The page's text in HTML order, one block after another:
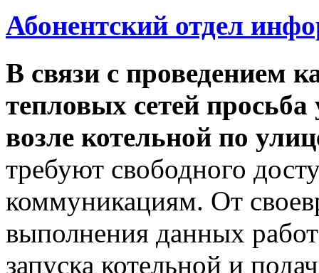
Абонентский отдел
В связи с проведением
тепловых сетей
возле котельной по
требуют свободного
коммуникациям. От
выполнения данных
запуска котельной и